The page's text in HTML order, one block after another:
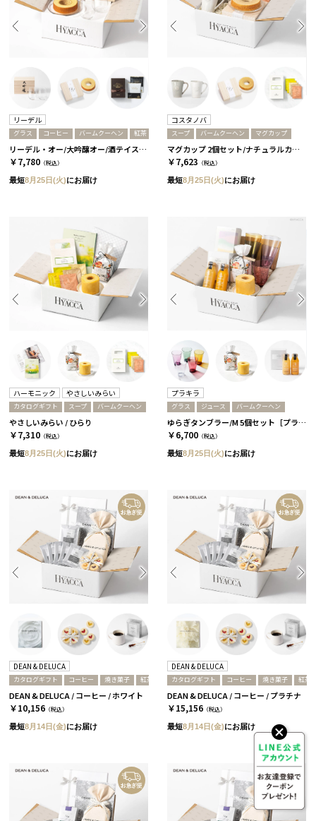
リーデル
グラス コーヒー バームクーヘン 紅茶
リーデル・オー/大吟醸オー/酒テイスター ペア 木箱入り［リーデル］+バームクーヘン+コーヒーor紅茶 コーヒー
￥7,780 （税込）
最短8月25日(火)にお届け
コスタノバ
スープ バームクーヘン マグカップ
マグカップ 2個セット/ナチュラルカラー［コスタノバ］+バームクーヘン+スープ
￥7,623 （税込）
最短8月25日(火)にお届け
ハーモニック やさしいみらい
カタログギフト スープ バームクーヘン
やさしいみらい / ひらり
￥7,310 （税込）
最短8月25日(火)にお届け
プラキラ
グラス ジュース バームクーヘン
ゆらぎタンブラー/M 5個セット［プラキラ］＋バームクーヘン＋ジュース
￥6,700 （税込）
最短8月25日(火)にお届け
DEAN & DELUCA
カタログギフト コーヒー 焼き菓子 紅茶
DEAN & DELUCA / コーヒー / ホワイト
￥10,156 （税込）
最短8月14日(金)にお届け
DEAN & DELUCA
カタログギフト コーヒー 焼き菓子 紅茶
DEAN & DELUCA / コーヒー / プラチナ
￥15,156 （税込）
最短8月14日(金)にお届け